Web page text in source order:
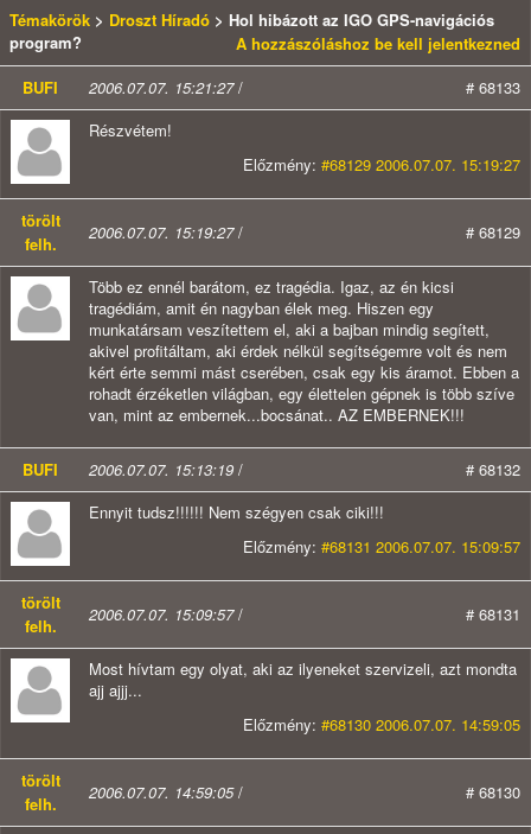
Témakörök > Droszt Híradó > Hol hibázott az IGO GPS-navigációs
program?
A hozzászóláshoz be kell jelentkezned
BUFI
2006.07.07. 15:21:27/
# 68133
Részvétem!
Előzmény: #68129 2006.07.07. 15:19:27
törölt
felh.
2006.07.07. 15:19:27/ # 68129
Több ez ennél barátom, ez tragédia. Igaz, az én kicsi
tragédiám, amit én nagyban élek meg. Hiszen egy
munkatársam veszítettem el, aki a bajban mindig segített,
akivel profitáltam, aki érdek nélkül segítségemre volt és nem
kért érte semmi mást cserében, csak egy kis áramot. Ebben a
rohadt érzéketlen világban, egy élettelen gépnek is több szíve
van, mint az embernek...bocsánat.. AZ EMBERNEK!!!
BUFI 2006.07.07. 15:13:19 /
# 68132
Ennyit tudsz!!!!!! Nem szégyen csak ciki!!!
Előzmény: #68131 2006.07.07. 15:09:57
törölt
felh.
2006.07.07. 15:09:57/ # 68131
Most hívtam egy olyat, aki az ilyeneket szervizeli, azt mondta
ajj ajjj...
Előzmény: #68130 2006.07.07. 14:59:05
törölt
felh.
2006.07.07. 14:59:05/ # 68130